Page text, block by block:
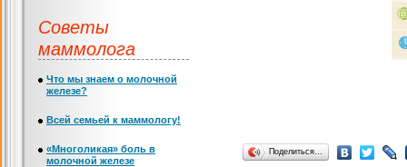
Поделиться…
Советы
маммолога
Что мы знаем о молочной
железе?
Всей семьей к маммологу!
«Многоликая» боль в
молочной железе